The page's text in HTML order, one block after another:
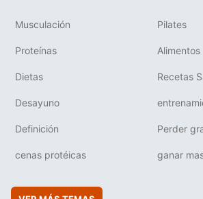
Musculación Pilates
Proteínas Alimentos
Dietas Recetas
Desayuno
Definición Perder
cenas protéicas ganar